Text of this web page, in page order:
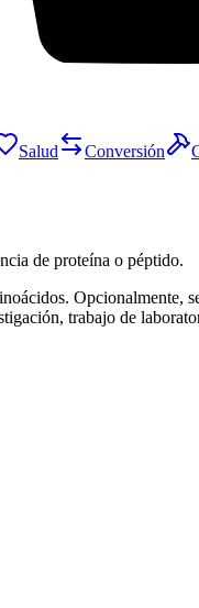
Salud Conversión
de proteína o péptido.
trabajo de